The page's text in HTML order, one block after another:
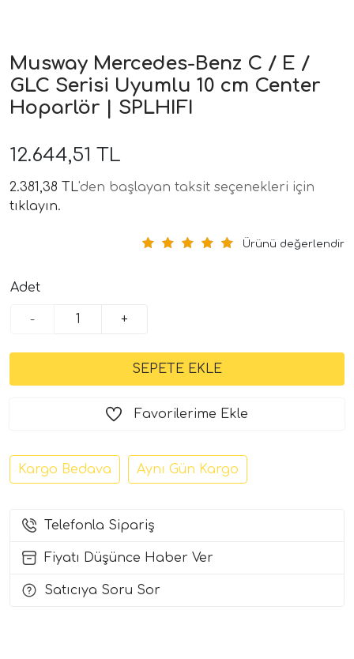
Modelleri
Setleri)
Performans)
Musway Mercedes-Benz C / E /
GLC Serisi Uyumlu 10 cm Center
Hoparlör | SPLHIFI
12.644,51 TL
2.381,38 TL'den başlayan taksit seçenekleri için
tıklayın.
Ürünü değerlendir
Adet
- +
Favorilerime Ekle
Kargo Bedava Aynı Gün Kargo
Telefonla Sipariş
Fiyatı Düşünce Haber Ver
Satıcıya Soru Sor